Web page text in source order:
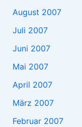
August 2007
Juli 2007
Juni 2007
Mai 2007
April 2007
März 2007
Februar 2007